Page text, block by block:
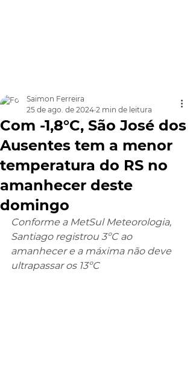
Com -1,8°C, São José dos
Ausentes tem a menor
temperatura do RS no
amanhecer deste
domingo
Saimon Ferreira
25 de ago. de 2024 2 min de leitura
Conforme a MetSul Meteorologia,
Santiago registrou 3ºC ao
amanhecer e a máxima não deve
ultrapassar os 13ºC